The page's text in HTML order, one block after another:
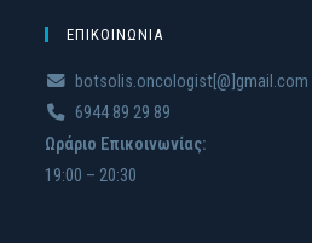
ΕΠΙΚΟΙΝΩΝΙΑ
botsolis.oncologist[@]gmail.com
6944 89 29 89
Ωράριο Επικοινωνίας:
19:00 – 20:30